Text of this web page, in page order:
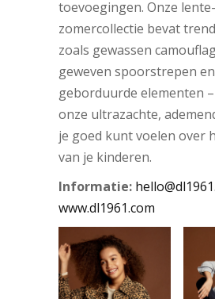
toevoegingen. Onze
zomercollectie bevat
zoals gewassen
geweven spoorstrepen en
geborduurde elementen
onze ultrazachte,
je goed kunt voelen over
van je kinderen.
Informatie:
www.dl1961.com